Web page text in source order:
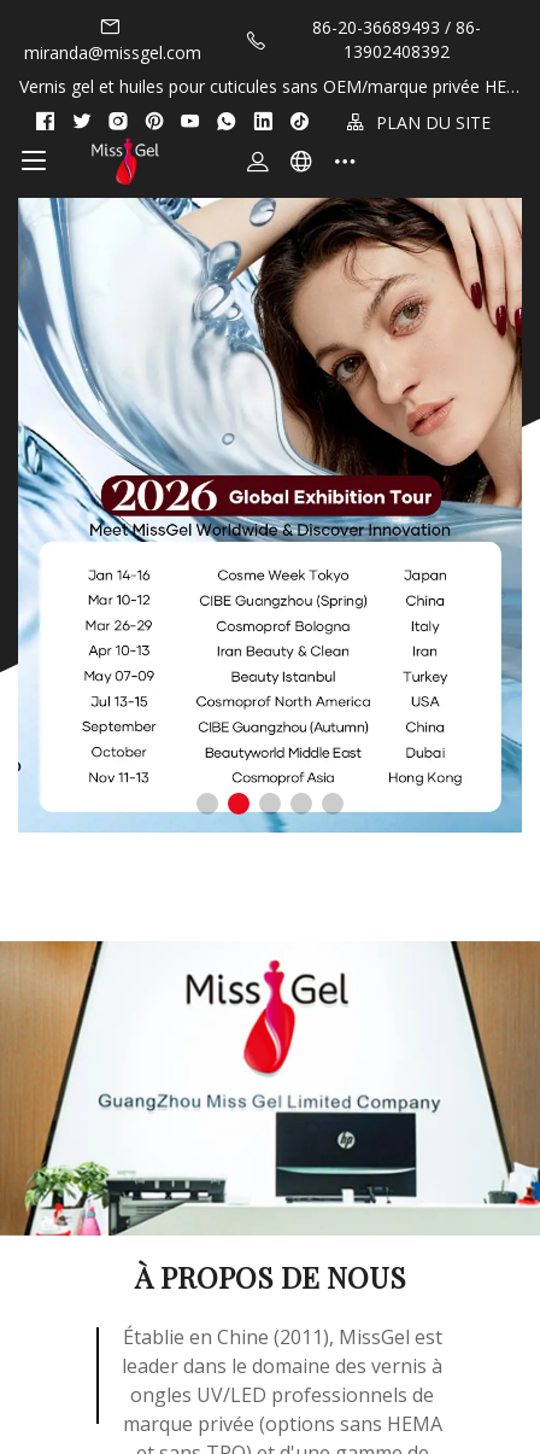
miranda@missgel.com
86-20-36689493 / 86-
13902408392
Vernis gel et huiles pour cuticules sans OEM/marque privée HEM
A et TPO&nbsp;!
PLAN DU SITE
À PROPOS DE NOUS
Établie en Chine (2011), MissGel est
leader dans le domaine des vernis à
ongles UV/LED professionnels de
marque privée (options sans HEMA